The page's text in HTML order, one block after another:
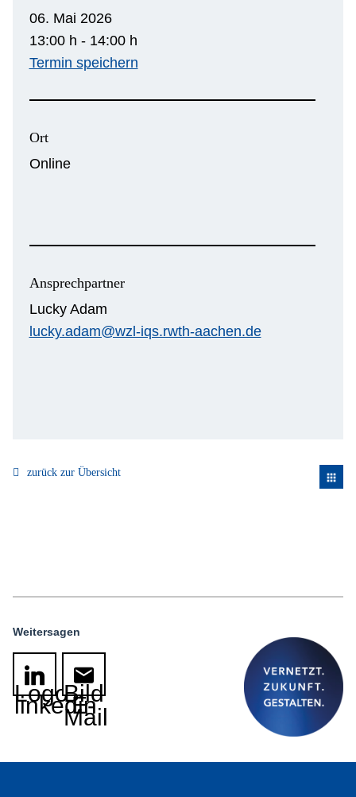
06. Mai 2026
13:00 h - 14:00 h
Termin speichern
Ort
Online
Ansprechpartner
Lucky Adam
lucky.adam@wzl-iqs.rwth-aachen.de
zurück zur Übersicht apps
Weitersagen
Logo
linkedin
Bild
E-
Mail